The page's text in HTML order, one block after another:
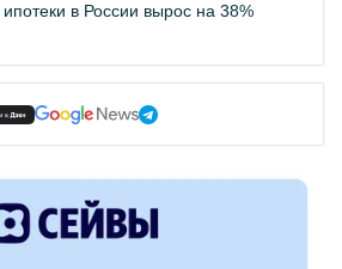
в России вырос на 38%